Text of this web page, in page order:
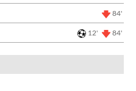
84'
12' 84'